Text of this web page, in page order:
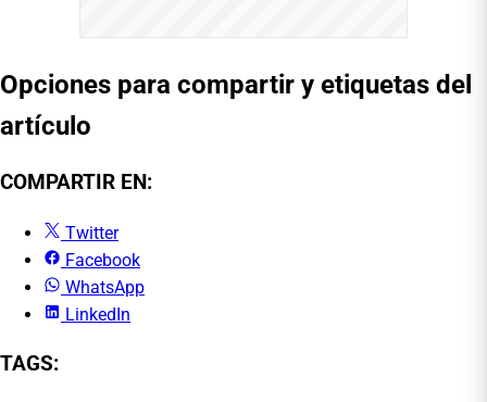
Opciones para compartir y etiquetas del
artículo
COMPARTIR EN:
Twitter
Facebook
WhatsApp
LinkedIn
TAGS: